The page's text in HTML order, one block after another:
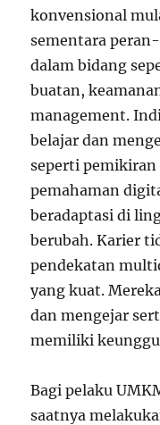
konvensional
sementara
dalam bidang
buatan,
management.
belajar dan
seperti
pemahaman
beradaptasi di
berubah. Karier
pendekatan
yang kuat.
dan mengejar
memiliki
Bagi pelaku
saatnya